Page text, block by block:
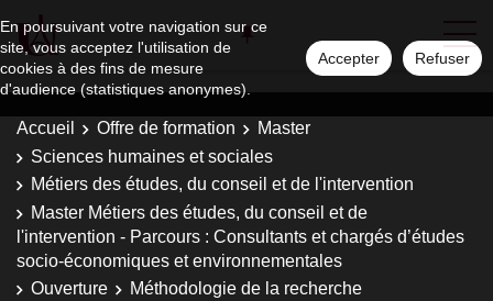
En poursuivant votre navigation sur ce
site, vous acceptez l'utilisation de
cookies à des fins de mesure
d'audience (statistiques anonymes).
Accepter Refuser
Accueil Offre de formation
Master
Sciences humaines et sociales
Métiers des études, du conseil et de l'intervention
Master Métiers des études, du conseil et de
l'intervention - Parcours : Consultants et chargés d’études
socio-économiques et environnementales
Ouverture
Méthodologie de la recherche